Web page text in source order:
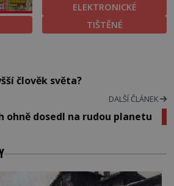
ELEKTRONICKÉ
TIŠTĚNÉ
člověk světa?
DALŠÍ ČLÁNEK
ohně dosedl na rudou planetu